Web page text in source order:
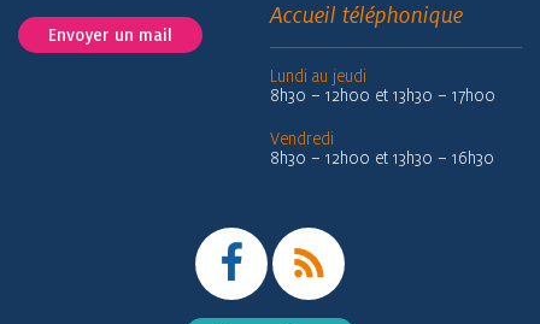
Envoyer un mail
Accueil téléphonique
Lundi au jeudi
8h30 – 12h00 et 13h30 – 17h00
Vendredi
8h30 – 12h00 et 13h30 – 16h30